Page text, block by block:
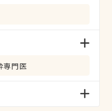
専門医